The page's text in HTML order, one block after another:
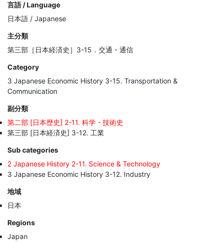
言語 / Language
日本語 / Japanese
主分類
第三部［日本経済史］3-15．交通・通信
Category
3 Japanese Economic History 3-15. Transportation &
Communication
副分類
第二部 [日本歴史] 2-11. 科学・技術史
第三部 [日本経済史] 3-12. 工業
Sub categories
2 Japanese History 2-11. Science & Technology
3 Japanese Economic History 3-12. Industry
地域
日本
Regions
Japan